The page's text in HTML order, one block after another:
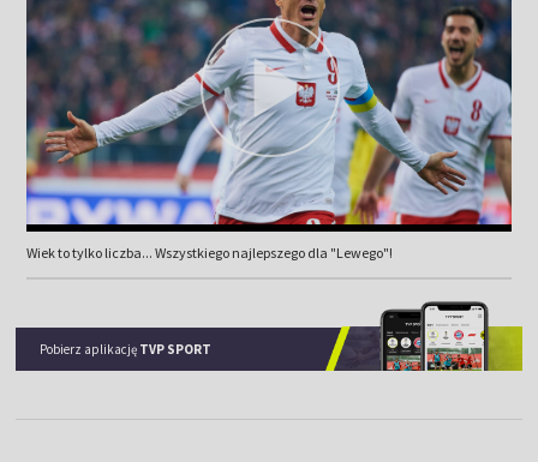
Wiek to tylko liczba... Wszystkiego najlepszego dla "Lewego"!
Pobierz aplikację TVP SPORT